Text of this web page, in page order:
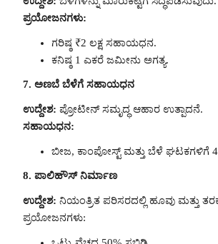
ಪ್ರಯೋಜನಗಳು:
ಗರಿಷ್ಠ ₹2 ಲಕ್ಷ ಸಹಾಯಧನ.
ಕನಿಷ್ಠ 1 ಎಕರೆ ಜಮೀನು ಅಗತ್ಯ.
7. ಅಣಬೆ ಬೆಳೆಗೆ ಸಹಾಯಧನ
ಉದ್ದೇಶ: ಪ್ರೋಟೀನ್ ಸಮೃದ್ಧ ಆಹಾರ ಉತ್ಪಾದನೆ.
ಸಹಾಯಧನ:
ಬೀಜ, ಕಾಂಪೋಸ್ಟ್ ಮತ್ತು ಬೆಳೆ ಘಟಕಗಳಿಗೆ
8. ಪಾಲಿಹೌಸ್ ನಿರ್ಮಾಣ
ಉದ್ದೇಶ: ನಿಯಂತ್ರಿತ ಪರಿಸರದಲ್ಲಿ ಹೂವು ಮತ್ತು
ಪ್ರಯೋಜನಗಳು: